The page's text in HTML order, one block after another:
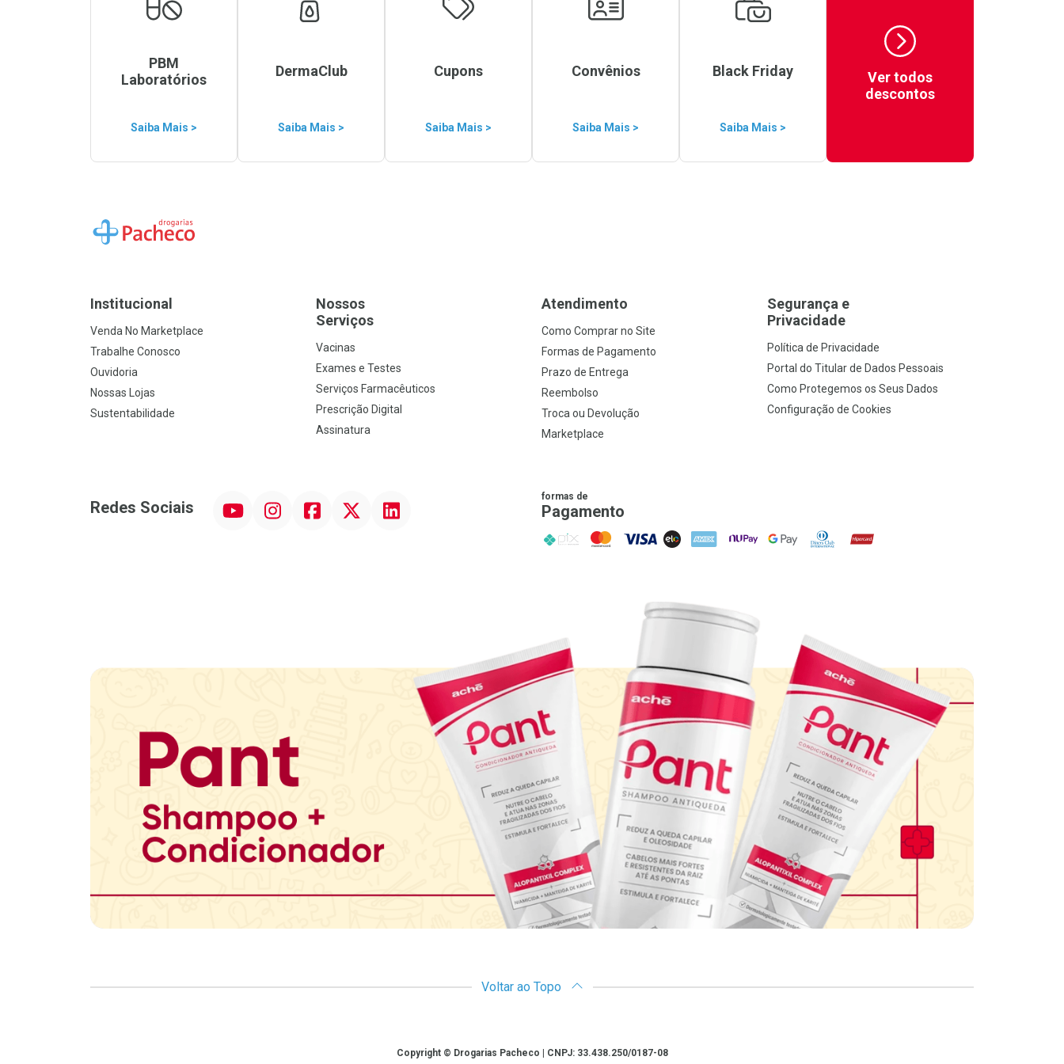
PBM
Laboratórios
Saiba Mais >
DermaClub
Saiba Mais >
Cupons
Saiba Mais >
Convênios
Saiba Mais >
Black Friday
Saiba Mais >
Ver todos
descontos
Ir para a Home
Institucional
Venda No Marketplace
Trabalhe Conosco
Ouvidoria
Nossas Lojas
Sustentabilidade
Nossos
Serviços
Vacinas
Exames e Testes
Serviços Farmacêuticos
Prescrição Digital
Assinatura
Atendimento
Como Comprar no Site
Formas de Pagamento
Prazo de Entrega
Reembolso
Troca ou Devolução
Marketplace
Segurança e
Privacidade
Política de Privacidade
Portal do Titular de Dados Pessoais
Como Protegemos os Seus Dados
Configuração de Cookies
Redes Sociais InstagramFacebookTwitter Linkedin formas de
Pagamento
PIX MasterCard
VISA ELO AMEX NuPay Google PayDiners ClubHipercard
Voltar ao Topo
Copyright © Drogarias Pacheco | CNPJ: 33.438.250/0187-08